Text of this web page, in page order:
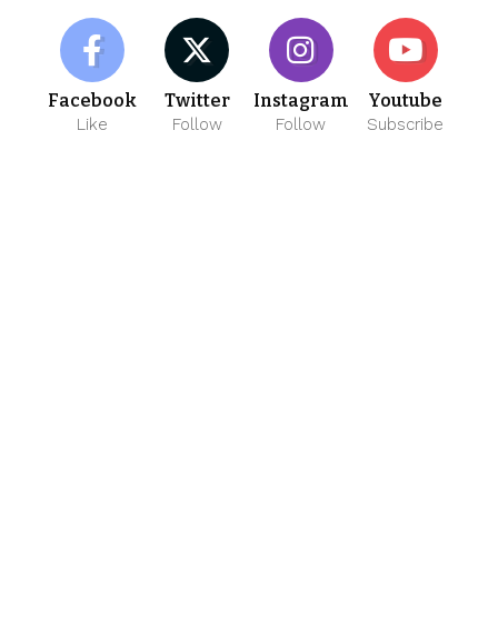
Facebook
Like
Twitter
Follow
Instagram
Follow
Youtube
Subscribe